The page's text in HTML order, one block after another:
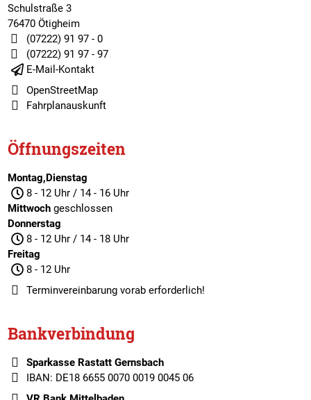
Schulstraße 3
76470 Ötigheim
(07222) 91 97 - 0
(07222) 91 97 - 97
E-Mail-Kontakt
OpenStreetMap
Fahrplanauskunft
Öffnungszeiten
Montag,Dienstag
8 - 12 Uhr / 14 - 16 Uhr
Mittwochgeschlossen
Donnerstag
8 - 12 Uhr / 14 - 18 Uhr
Freitag
8 - 12 Uhr
Terminvereinbarungvorab erforderlich!
Bankverbindung
Sparkasse Rastatt Gernsbach
IBAN: DE18 6655 0070 0019 0045 06